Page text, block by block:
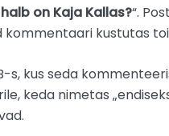
on Kaja Kallas?“.
kommentaari kustutas
s, kus seda
keda nimetas